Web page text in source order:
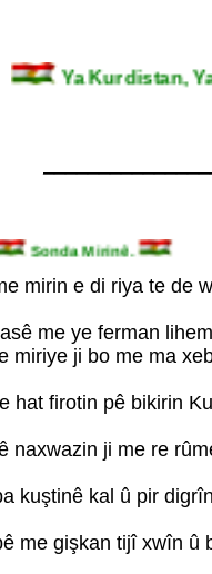
Ya
Sonda Mirinê.
mirin e di riya te de
me ye ferman
miriye ji bo me ma
hat firotin pê bikirin
naxwazin ji me re
kuştinê kal û pir
me gişkan tijî xwîn û